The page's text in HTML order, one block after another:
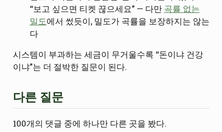
“보고 싶으면 티켓 끊으세요” — 다만 곡률 없는
밀도에서 썼듯이, 밀도가 곡률을 보장하지는 않는
다
시스템이 부과하는 세금이 무거울수록 “돈이냐 건강
이냐”는 더 절박한 질문이 된다.
다른 질문
100개의 댓글 중에 하나만 다른 곳을 봤다.